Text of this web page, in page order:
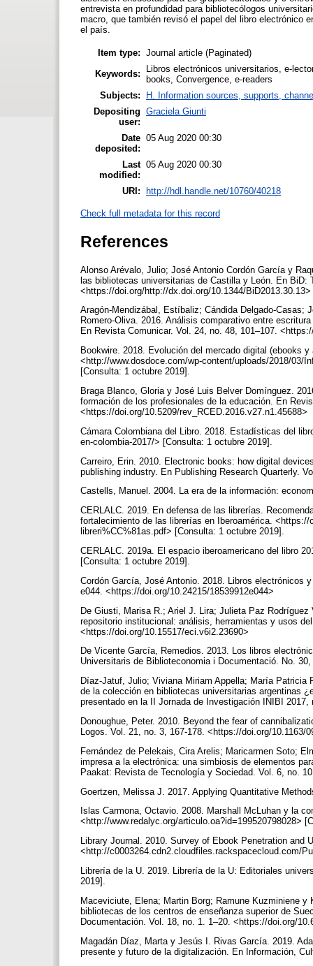
entrevista en profundidad para bibliotecólogos
macro, que también revisó el papel del libro electrónico
el país.
Item type: Journal article (Paginated)
Keywords:
Libros electrónicos universitarios, e-
books, Convergence, e-readers
Subjects:
H. Information sources, supports,
Depositing
user:
Graciela Giunti
Date
deposited:
05 Aug 2020 00:30
Last
modified:
05 Aug 2020 00:30
URI: http://hdl.handle.net/10760/40218
Check full metadata for this record
References
Alonso Arévalo, Julio; José Antonio Cordón García y
las bibliotecas universitarias de Castilla y León. En
<https://doi.org/http://dx.doi.org/10.1344/BiD2013.30.13>
Aragón-Mendizábal, Estíbaliz; Cándida Delgado-Casas;
Romero-Oliva. 2016. Análisis comparativo entre
En Revista Comunicar. Vol. 24, no. 48, 101–107.
Bookwire. 2018. Evolución del mercado digital (ebooks
<http://www.dosdoce.com/wp-content/uploads/2018/03/
[Consulta: 1 octubre 2019].
Braga Blanco, Gloria y José Luis Belver Domínguez.
formación de los profesionales de la educación. En
<https://doi.org/10.5209/rev_RCED.2016.v27.n1.45688>
Cámara Colombiana del Libro. 2018. Estadísticas del
en-colombia-2017/> [Consulta: 1 octubre 2019].
Carreiro, Erin. 2010. Electronic books: how digital
publishing industry. En Publishing Research Quarterly.
Castells, Manuel. 2004. La era de la información:
CERLALC. 2019. En defensa de las librerías.
fortalecimiento de las librerías en Iberoamérica.
libreri%CC%81as.pdf> [Consulta: 1 octubre 2019].
CERLALC. 2019a. El espacio iberoamericano del libro
[Consulta: 1 octubre 2019].
Cordón García, José Antonio. 2018. Libros electrónicos
e044. <https://doi.org/10.24215/18539912e044>
De Giusti, Marisa R.; Ariel J. Lira; Julieta Paz
repositorio institucional: análisis, herramientas y usos
<https://doi.org/10.15517/eci.v6i2.23690>
De Vicente García, Remedios. 2013. Los libros
Universitaris de Biblioteconomia i Documentació. No.
Díaz-Jatuf, Julio; Viviana Miriam Appella; María
de la colección en bibliotecas universitarias argentinas
presentado en la II Jornada de Investigación INIBI
Donoughue, Peter. 2010. Beyond the fear of
Logos. Vol. 21, no. 3, 167-178. <https://doi.org/10.1163/
Fernández de Pelekais, Cira Arelis; Maricarmen Soto;
impresa a la electrónica: una simbiosis de elementos
Paakat: Revista de Tecnología y Sociedad. Vol. 6, no.
Goertzen, Melissa J. 2017. Applying Quantitative
Islas Carmona, Octavio. 2008. Marshall McLuhan y la
<http://www.redalyc.org/articulo.oa?id=199520798028>
Library Journal. 2010. Survey of Ebook Penetration and
<http://c0003264.cdn2.cloudfiles.rackspacecloud.com/
Librería de la U. 2019. Librería de la U: Editoriales
2019].
Maceviciute, Elena; Martin Borg; Ramune Kuzminiene
bibliotecas de los centros de enseñanza superior de
Documentación. Vol. 18, no. 1. 1–20. <https://doi.org/
Magadán Díaz, Marta y Jesús I. Rivas García. 2019.
presente y futuro de la digitalización. En Información,